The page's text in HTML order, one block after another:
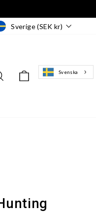
Sverige (SEK kr)
inSök Varukorg
Svenska